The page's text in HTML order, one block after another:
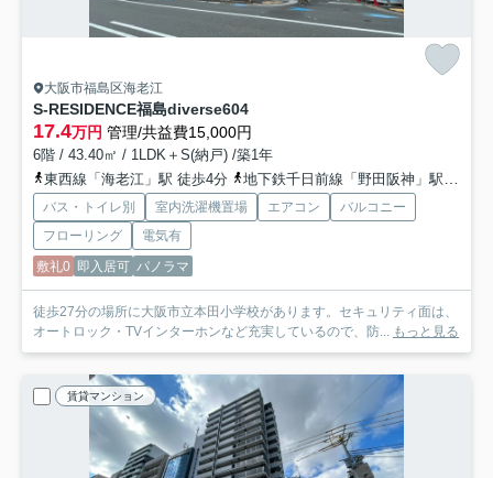
大阪市福島区海老江
S-RESIDENCE福島diverse604
17.4万円 管理/共益費15,000円
6階 / 43.40㎡ / 1LDK＋S(納戸) /築1年
東西線「海老江」駅 徒歩4分
地下鉄千日前線「野田阪神」駅 徒歩4分
バス・トイレ別 室内洗濯機置場 エアコン
バルコニー
フローリング
電気有
敷礼0 即入居可 パノラマ
徒歩27分の場所に大阪市立本田小学校があります。セキュリティ面は、
オートロック・TVインターホンなど充実しているので、防...
もっと見る
賃貸マンション